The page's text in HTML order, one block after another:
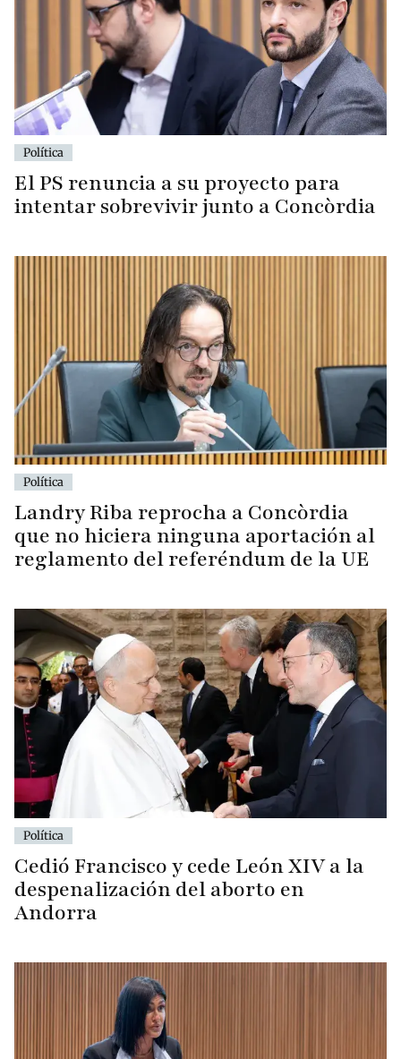
Política
El PS renuncia a su proyecto para
intentar sobrevivir junto a Concòrdia
Política
Landry Riba reprocha a Concòrdia
que no hiciera ninguna aportación al
reglamento del referéndum de la UE
Política
Cedió Francisco y cede León XIV a la
despenalización del aborto en
Andorra